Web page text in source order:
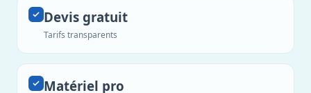
Devis gratuit
Tarifs transparents
Matériel pro